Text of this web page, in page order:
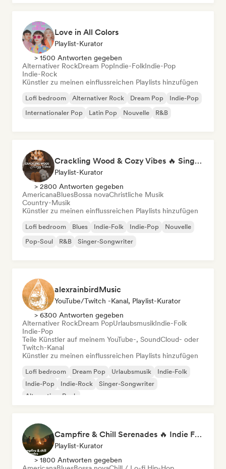
Love in All Colors
Playlist-Kurator
> 1500 Antworten gegeben
Alternativer RockDream PopIndie-FolkIndie-Pop
Indie-Rock
Künstler zu meinen einflussreichen Playlists hinzufügen
Lofi bedroom Alternativer Rock Dream Pop
Indie-Pop
Internationaler Pop
Latin Pop Nouvelle R&B
Crackling Wood & Cozy Vibes 🔥 Singer-Songwriter, Dream Pop & Bedroom Pop
Playlist-Kurator
> 2800 Antworten gegeben
AmericanaBluesBossa novaChristliche Musik
Country-Musik
Künstler zu meinen einflussreichen Playlists hinzufügen
Lofi bedroom Blues Indie-Folk Indie-Pop
Nouvelle
Pop-Soul
R&B Singer-Songwriter
alexrainbirdMusic
YouTube/Twitch -Kanal, Playlist-Kurator
> 6300 Antworten gegeben
Alternativer RockDream PopUrlaubsmusikIndie-Folk
Indie-Pop
Teile Künstler auf meinem YouTube-, SoundCloud- oder
Twitch-Kanal
Künstler zu meinen einflussreichen Playlists hinzufügen
Lofi bedroom Dream Pop Urlaubsmusik
Indie-Folk
Indie-Pop
Indie-Rock
Singer-Songwriter
Alternativer Rock
Campfire & Chill Serenades 🔥 Indie Folk, Acoustic & Singer-Songwriter
Playlist-Kurator
> 1800 Antworten gegeben